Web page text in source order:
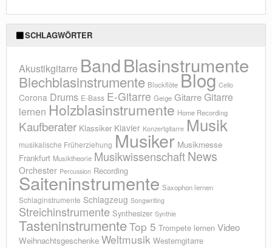
SCHLAGWÖRTER
Akustikgitarre BandBlasinstrumente
Blechblasinstrumente Blockflöte Blog Cello
Corona Drums E-Bass E-Gitarre Geige GitarreGitarre
lernen Holzblasinstrumente Home Recording
Kaufberater Klassiker Klavier Konzertgitarre Musik
musikalische Früherziehung Musiker Musikmesse
Frankfurt Musiktheorie MusikwissenschaftNews
Orchester Percussion Recording
Saiteninstrumente Saxophon lernen
Schlaginstrumente Schlagzeug Songwriting
Streichinstrumente Synthesizer Synthie
TasteninstrumenteTop 5 Trompete lernen Video
Weihnachtsgeschenke Weltmusik Westerngitarre